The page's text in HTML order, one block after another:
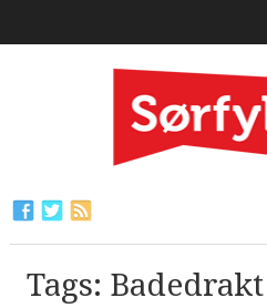
Tags: Badedrakt